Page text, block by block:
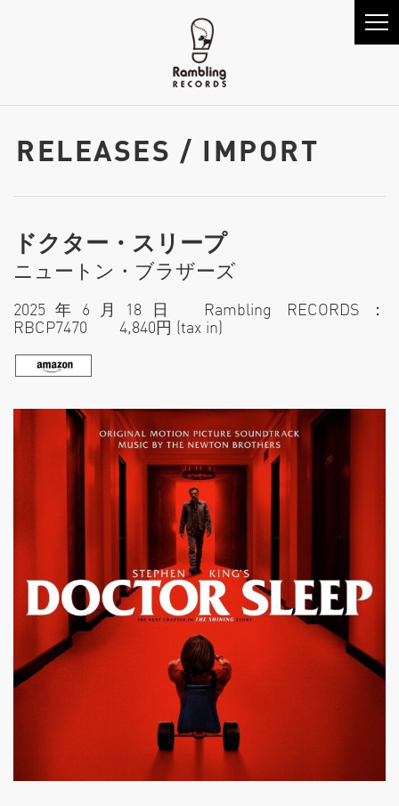
RELEASES / IMPORT
ドクター・スリープ
ニュートン・ブラザーズ
2025年6月18日 Rambling RECORDS：
RBCP7470 4,840円 (tax in)